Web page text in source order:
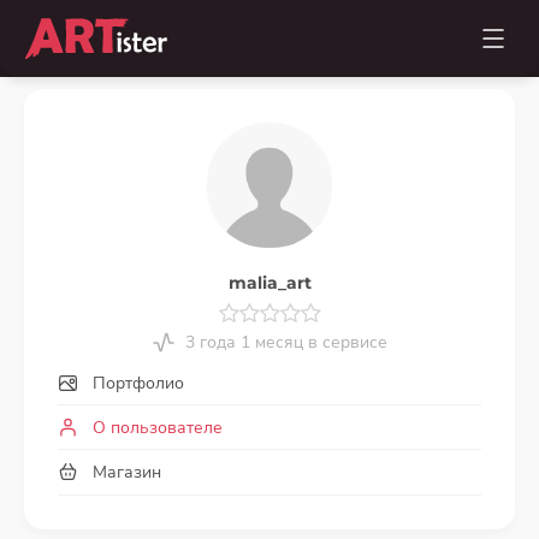
malia_art
3 года 1 месяц в сервисе
Портфолио
О пользователе
Магазин